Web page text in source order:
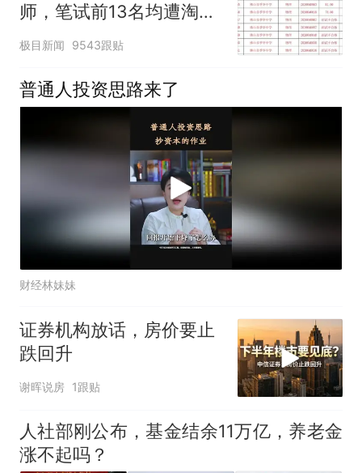
师，笔试前13名均遭淘
汰？教育局：已叫停招
聘，成立调查组全面核查
极目新闻 9543跟贴
普通人投资思路来了
财经林妹妹
证券机构放话，房价要止
跌回升
谢晖说房 1跟贴
人社部刚公布，基金结余11万亿，养老金
涨不起吗？